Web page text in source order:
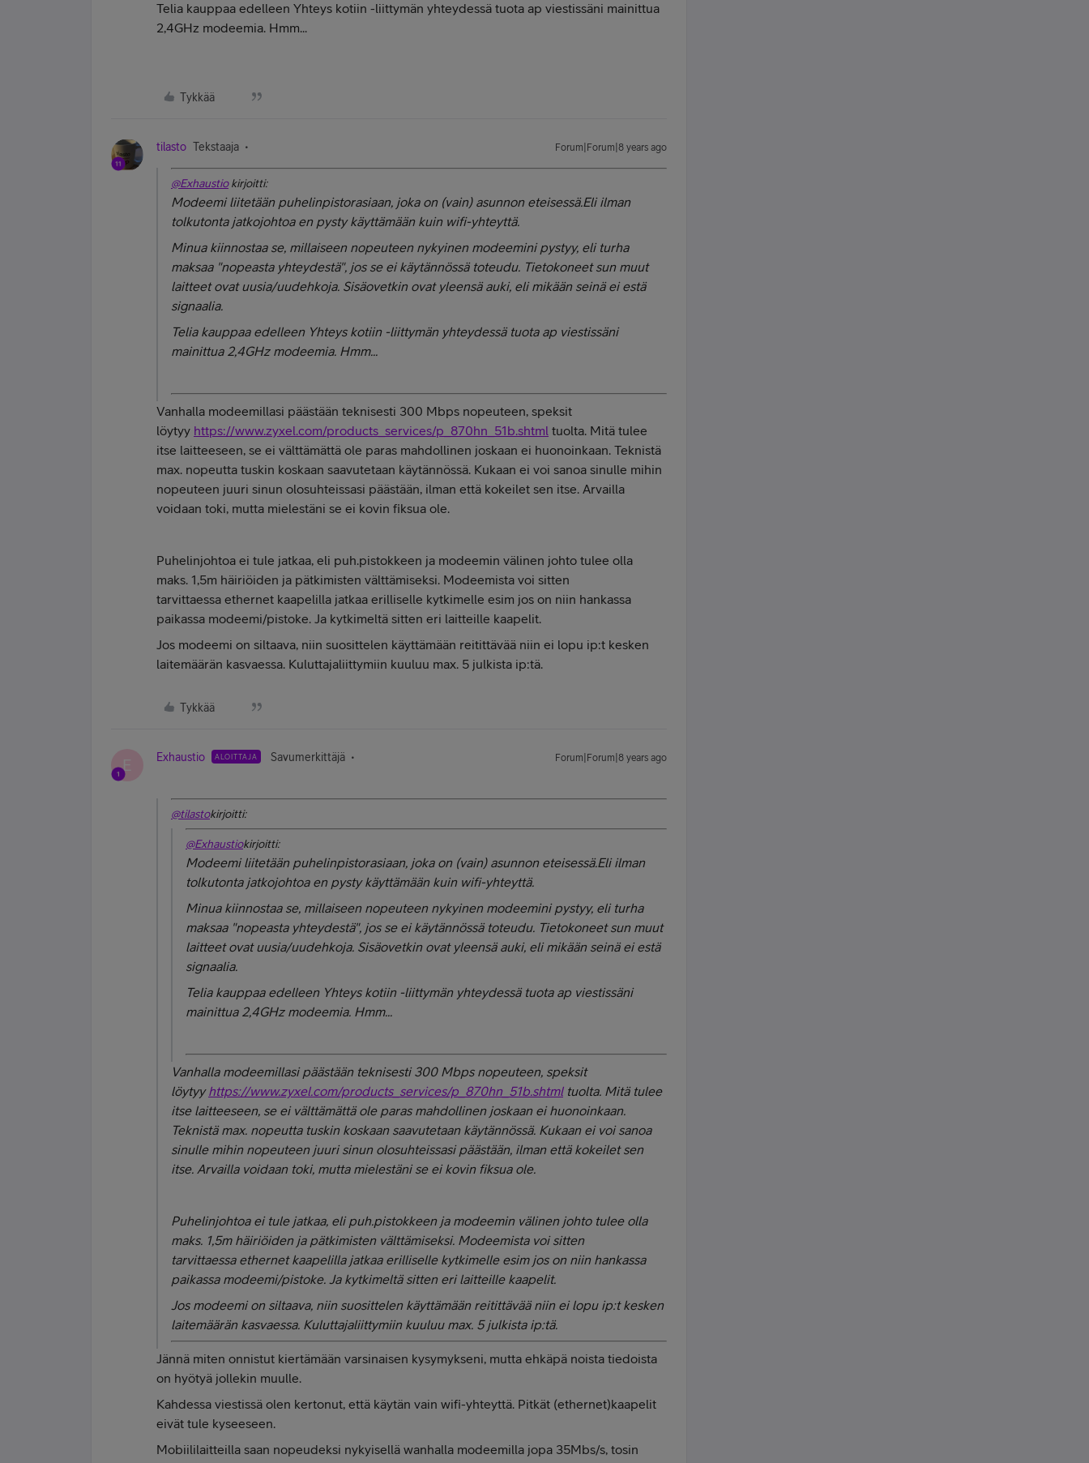
Telia kauppaa edelleen Yhteys kotiin -liittymän yhteydessä tuota ap viestissäni mainittua
2,4GHz modeemia. Hmm...
Tykkää
tilasto Tekstaaja Forum|Forum|8 years ago
@Exhaustiokirjoitti:
Modeemi liitetään puhelinpistorasiaan, joka on (vain) asunnon eteisessä.Eli ilman
tolkutonta jatkojohtoa en pysty käyttämään kuin wifi-yhteyttä.
Minua kiinnostaa se, millaiseen nopeuteen nykyinen modeemini pystyy, eli turha
maksaa "nopeasta yhteydestä", jos se ei käytännössä toteudu. Tietokoneet sun muut
laitteet ovat uusia/uudehkoja. Sisäovetkin ovat yleensä auki, eli mikään seinä ei estä
signaalia.
Telia kauppaa edelleen Yhteys kotiin -liittymän yhteydessä tuota ap viestissäni
mainittua 2,4GHz modeemia. Hmm...
Vanhalla modeemillasi päästään teknisesti 300 Mbps nopeuteen, speksit
löytyy https://www.zyxel.com/products_services/p_870hn_51b.shtml tuolta. Mitä tulee
itse laitteeseen, se ei välttämättä ole paras mahdollinen joskaan ei huonoinkaan. Teknistä
max. nopeutta tuskin koskaan saavutetaan käytännössä. Kukaan ei voi sanoa sinulle mihin
nopeuteen juuri sinun olosuhteissasi päästään, ilman että kokeilet sen itse. Arvailla
voidaan toki, mutta mielestäni se ei kovin fiksua ole.
Puhelinjohtoa ei tule jatkaa, eli puh.pistokkeen ja modeemin välinen johto tulee olla
maks. 1,5m häiriöiden ja pätkimisten välttämiseksi. Modeemista voi sitten
tarvittaessa ethernet kaapelilla jatkaa erilliselle kytkimelle esim jos on niin hankassa
paikassa modeemi/pistoke. Ja kytkimeltä sitten eri laitteille kaapelit.
Jos modeemi on siltaava, niin suosittelen käyttämään reitittävää niin ei lopu ip:t kesken
laitemäärän kasvaessa. Kuluttajaliittymiin kuuluu max. 5 julkista ip:tä.
Tykkää
E Exhaustio ALOITTAJA Savumerkittäjä Forum|Forum|8 years ago
@tilastokirjoitti:
@Exhaustiokirjoitti:
Modeemi liitetään puhelinpistorasiaan, joka on (vain) asunnon eteisessä.Eli ilman
tolkutonta jatkojohtoa en pysty käyttämään kuin wifi-yhteyttä.
Minua kiinnostaa se, millaiseen nopeuteen nykyinen modeemini pystyy, eli turha
maksaa "nopeasta yhteydestä", jos se ei käytännössä toteudu. Tietokoneet sun muut
laitteet ovat uusia/uudehkoja. Sisäovetkin ovat yleensä auki, eli mikään seinä ei estä
signaalia.
Telia kauppaa edelleen Yhteys kotiin -liittymän yhteydessä tuota ap viestissäni
mainittua 2,4GHz modeemia. Hmm...
Vanhalla modeemillasi päästään teknisesti300 Mbps nopeuteen, speksit
löytyyhttps://www.zyxel.com/products_services/p_870hn_51b.shtmltuolta. Mitä tulee
itse laitteeseen, se ei välttämättä ole paras mahdollinen joskaan ei huonoinkaan.
Teknistä max. nopeutta tuskin koskaan saavutetaan käytännössä. Kukaan ei voi sanoa
sinulle mihin nopeuteen juuri sinun olosuhteissasi päästään, ilman että kokeilet sen
itse. Arvailla voidaan toki, mutta mielestäni se ei kovin fiksua ole.
Puhelinjohtoa ei tule jatkaa, eli puh.pistokkeen ja modeemin välinen johto tulee olla
maks. 1,5m häiriöiden ja pätkimisten välttämiseksi. Modeemista voi sitten
tarvittaessa ethernet kaapelilla jatkaa erilliselle kytkimelle esim jos on niin hankassa
paikassa modeemi/pistoke. Ja kytkimeltä sitten eri laitteille kaapelit.
Jos modeemi on siltaava, niin suosittelen käyttämään reitittävää niin ei lopu ip:t kesken
laitemäärän kasvaessa. Kuluttajaliittymiin kuuluu max. 5 julkista ip:tä.
Jännä miten onnistut kiertämään varsinaisen kysymykseni, mutta ehkäpä noista tiedoista
on hyötyä jollekin muulle.
Kahdessa viestissä olen kertonut, että käytän vain wifi-yhteyttä. Pitkät (ethernet)kaapelit
eivät tule kyseeseen.
Mobiililaitteilla saan nopeudeksi nykyisellä wanhalla modeemilla jopa 35Mbs/s, tosin